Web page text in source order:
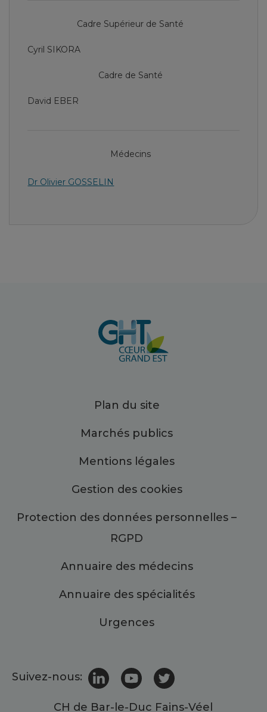
Cadre Supérieur de Santé
Cyril SIKORA
Cadre de Santé
David EBER
Médecins
Dr Olivier GOSSELIN
Plan du site
Marchés publics
Mentions légales
Gestion des cookies
Protection des données personnelles –
RGPD
Annuaire des médecins
Annuaire des spécialités
Urgences
Suivez-nous:
CH de Bar-le-Duc Fains-Véel